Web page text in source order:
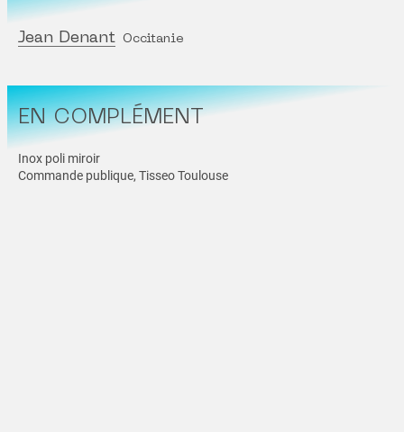
Jean Denant Occitanie
EN COMPLÉMENT
Inox poli miroir
Commande publique, Tisseo Toulouse